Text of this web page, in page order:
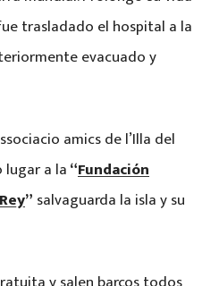
trasladado el hospital a la
evacuado y
amics de l’Illa del
lugar a la“Fundación
” salvaguarda la isla y su